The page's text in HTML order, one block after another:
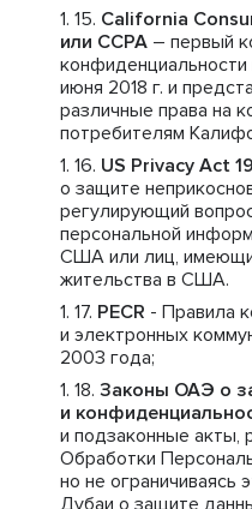
California
или CCPA – первый
июня 2018 г. и
различные права на
потребителям
US Privacy Act
о защите
регулирующий
персональной
США или лиц,
жительства в США.
PECR - Правила
и электронных
2003 года;
Законы ОАЭ о
и
и подзаконные акты,
Обработки
но не ограничиваясь
Дубаи о защите